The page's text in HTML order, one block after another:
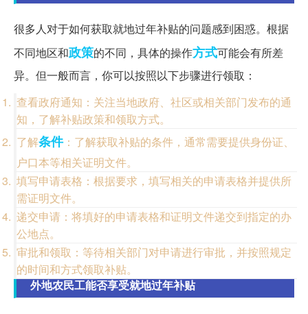
很多人对于如何获取就地过年补贴的问题感到困惑。根据
不同地区和政策的不同，具体的操作方式可能会有所差
异。但一般而言，你可以按照以下步骤进行领取：
查看政府通知：关注当地政府、社区或相关部门发布的通
知，了解补贴政策和领取方式。
了解条件：了解获取补贴的条件，通常需要提供身份证、
户口本等相关证明文件。
填写申请表格：根据要求，填写相关的申请表格并提供所
需证明文件。
递交申请：将填好的申请表格和证明文件递交到指定的办
公地点。
审批和领取：等待相关部门对申请进行审批，并按照规定
的时间和方式领取补贴。
外地农民工能否享受就地过年补贴